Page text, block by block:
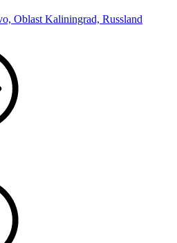
Oblast Kaliningrad, Russland